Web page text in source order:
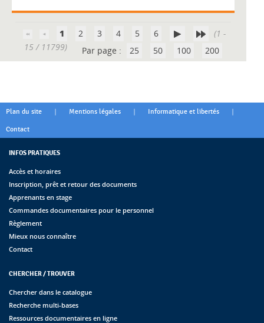
1 2 3 4 5 6
15 / 11799)
Par page : 25 50 100 200
Plan du site | Mentions légales | Informatique et libertés |
Contact
INFOS PRATIQUES
Accès et horaires
Inscription, prêt et retour des documents
Apprenants en stage
Commandes documentaires pour le personnel
Règlement
Mieux nous connaître
Contact
CHERCHER / TROUVER
Chercher dans le catalogue
Recherche multi-bases
Ressources documentaires en ligne